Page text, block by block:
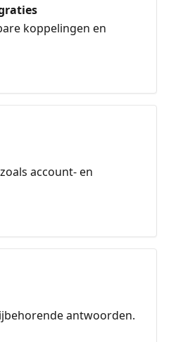
koppelingen en
account- en
antwoorden.